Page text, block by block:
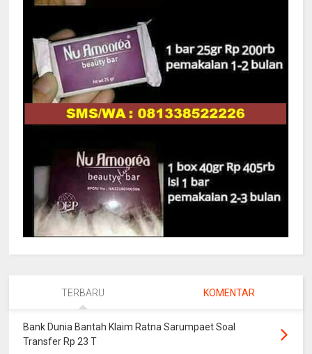
TERBARU KOMENTAR
Bank Dunia Bantah Klaim Ratna Sarumpaet Soal
Transfer Rp 23 T